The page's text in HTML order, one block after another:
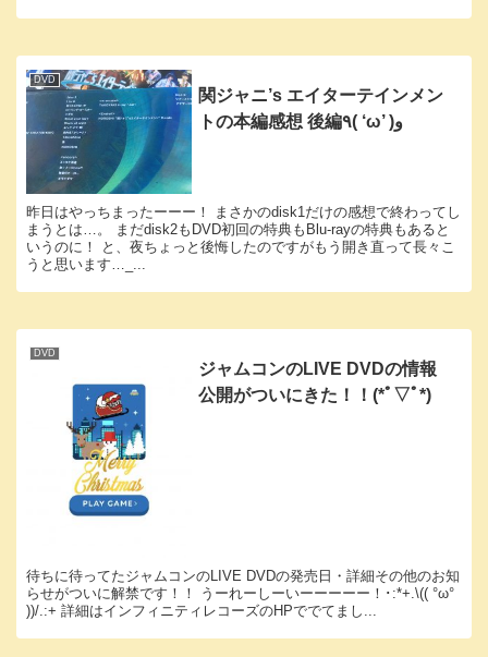
DVD
関ジャニ’s エイターテインメン
トの本編感想 後編٩( ‘ω’ )و
昨日はやっちまったーーー！ まさかのdisk1だけの感想で終わってし
まうとは…。 まだdisk2もDVD初回の特典もBlu-rayの特典もあると
いうのに！ と、夜ちょっと後悔したのですがもう開き直って長々こ
うと思います…_...
DVD
ジャムコンのLIVE DVDの情報
公開がついにきた！！(*ﾟ▽ﾟ*)
待ちに待ってたジャムコンのLIVE DVDの発売日・詳細その他のお知
らせがついに解禁です！！ うーれーしーいーーーーー！･:*+.\(( °ω°
))/.:+ 詳細はインフィニティレコーズのHPででてまし...